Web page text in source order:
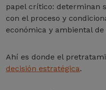
papel crítico: determinan
con el proceso y
económica y ambiental
Ahí es donde el
decisión estratégica.